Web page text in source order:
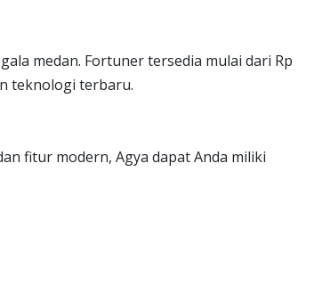
medan. Fortuner tersedia mulai dari Rp
teknologi terbaru.
fitur modern, Agya dapat Anda miliki